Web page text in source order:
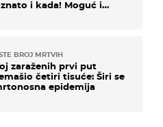
i kada! Moguć i
BROJ MRTVIH
zaraženih prvi put
četiri tisuće: Širi se
epidemija